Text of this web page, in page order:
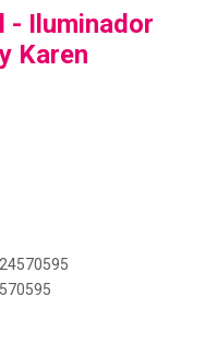
- Iluminador
Karen